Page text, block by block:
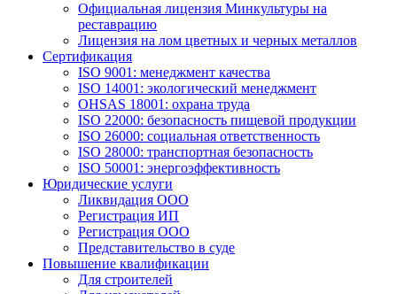
Официальная лицензия Минкультуры на
реставрацию
Лицензия на лом цветных и черных металлов
Сертификация
ISO 9001: менеджмент качества
ISO 14001: экологический менеджмент
OHSAS 18001: охрана труда
ISO 22000: безопасность пищевой продукции
ISO 26000: социальная ответственность
ISO 28000: транспортная безопасность
ISO 50001: энергоэффективность
Юридические услуги
Ликвидация ООО
Регистрация ИП
Регистрация ООО
Представительство в суде
Повышение квалификации
Для строителей